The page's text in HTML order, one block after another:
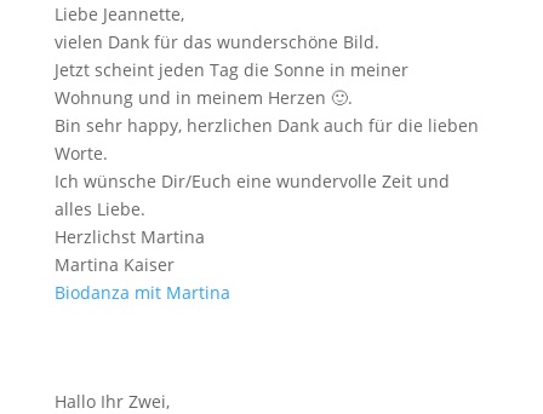
Liebe Jeannette,
vielen Dank für das wunderschöne Bild.
Jetzt scheint jeden Tag die Sonne in meiner
Wohnung und in meinem Herzen 🙂.
Bin sehr happy, herzlichen Dank auch für die lieben
Worte.
Ich wünsche Dir/Euch eine wundervolle Zeit und
alles Liebe.
Herzlichst Martina
Martina Kaiser
Biodanza mit Martina
Hallo Ihr Zwei,